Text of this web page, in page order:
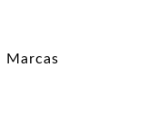
Marcas